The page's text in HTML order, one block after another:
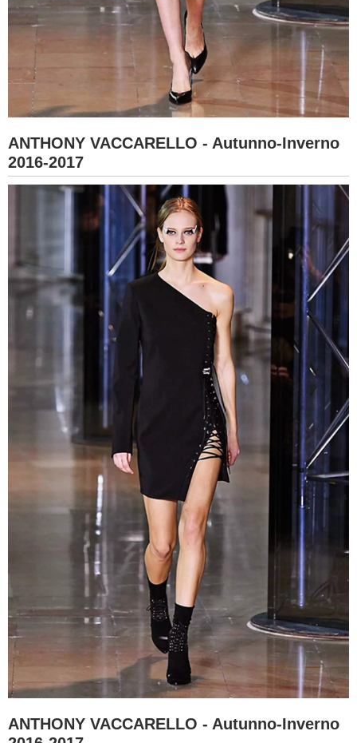
ANTHONY VACCARELLO - Autunno-Inverno
2016-2017
ANTHONY VACCARELLO - Autunno-Inverno